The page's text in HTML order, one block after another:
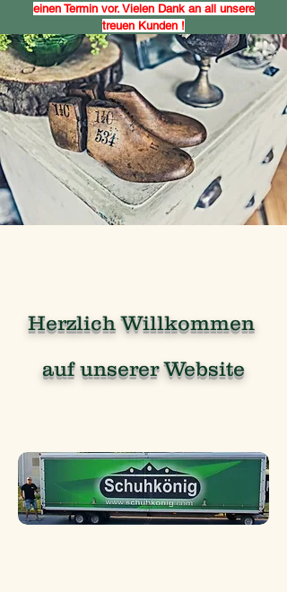
einen Termin vor. Vielen Dank an all unsere
treuen Kunden !
Herzlich Willkommen
auf unserer Website​